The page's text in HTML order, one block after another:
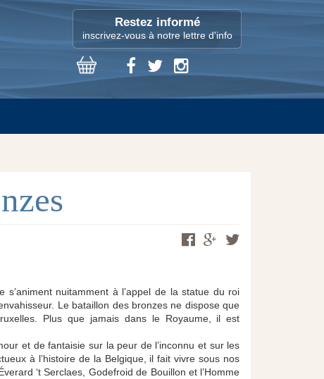
Restez informé
inscrivez-vous à notre lettre d'info
nuitamment à l’appel de la statue du roi
Le bataillon des bronzes ne dispose que
Plus que jamais dans le Royaume, il est
et de fantaisie sur la peur de l’inconnu et sur les
à l’histoire de la Belgique, il fait vivre sous nos
‘t Serclaes, Godefroid de Bouillon et l’Homme